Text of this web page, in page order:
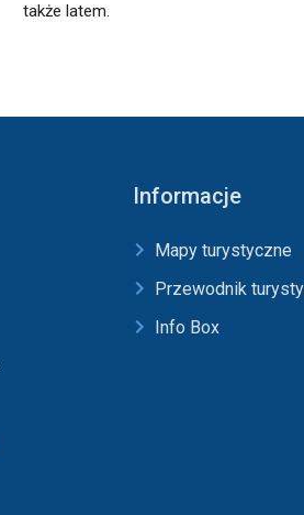
także latem.
Informacje
Mapy turystyczne
Przewodnik
Info Box